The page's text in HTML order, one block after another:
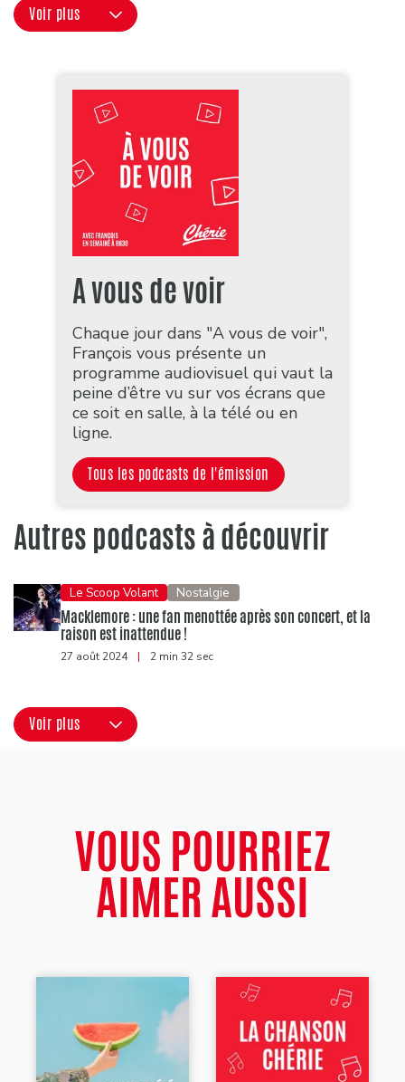
Voir plus
A vous de voir
Chaque jour dans "A vous de voir",
François vous présente un
programme audiovisuel qui vaut la
peine d’être vu sur vos écrans que
ce soit en salle, à la télé ou en
ligne.
Tous les podcasts de l'émission
Autres podcasts à découvrir
Le Scoop Volant Nostalgie
Macklemore : une fan menottée après son concert, et la
raison est inattendue !
27 août 2024 | 2 min 32 sec
Voir plus
VOUS POURRIEZ
AIMER AUSSI